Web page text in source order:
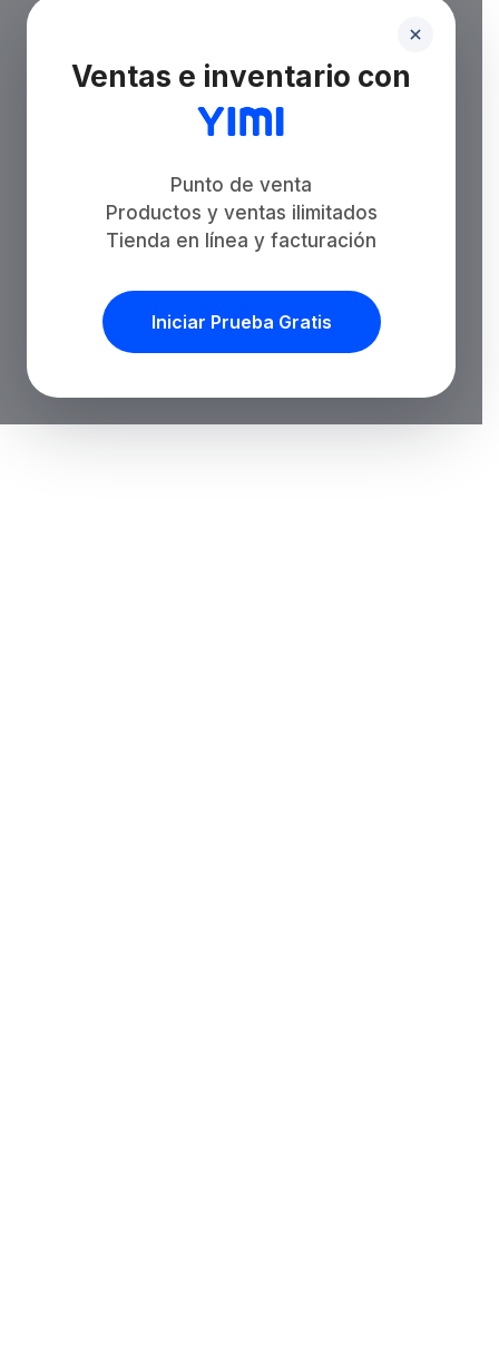
Ventas e inventario con
Punto de venta
Productos y ventas ilimitados
Tienda en línea y facturación
Iniciar Prueba Gratis